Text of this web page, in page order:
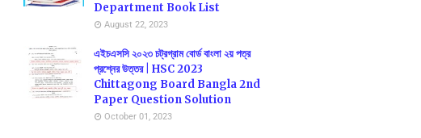
Department Book List
August 22, 2023
এইচএসসি ২০২৩ চট্রগ্রাম বোর্ড বাংলা ২য় পত্র
প্রশ্নের উত্তর | HSC 2023
Chittagong Board Bangla 2nd
Paper Question Solution
October 01, 2023